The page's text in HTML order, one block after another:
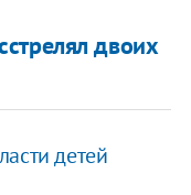
двоих
детей